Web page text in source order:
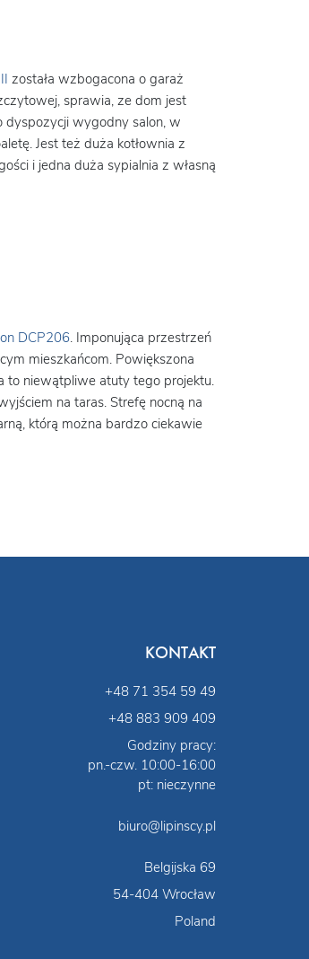
została wzbogacona o garaż
sprawia, ze dom jest
dyspozycji wygodny salon, w
Jest też duża kotłownia z
i jedna duża sypialnia z własną
DCP206. Imponująca przestrzeń
mieszkańcom. Powiększona
to niewątpliwe atuty tego projektu.
na taras. Strefę nocną na
którą można bardzo ciekawie
KONTAKT
+48 71 354 59 49
+48 883 909 409
Godziny pracy:
pn.-czw. 10:00-16:00
pt: nieczynne
biuro@lipinscy.pl
Belgijska 69
54-404 Wrocław
Poland